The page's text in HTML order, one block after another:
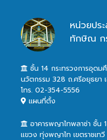
หน่วยปร
ทักษิณ ก
ชั้น 14 กระทรวงการอุดม
นวัตกรรม 328 ถ.ศรีอยุธยา
โทร. 02-354-5556
แผนที่ตั้ง
อาคารพญาไทพลาซ่า ชั้น
แขวง ทุ่งพญาไท เขตราชเท